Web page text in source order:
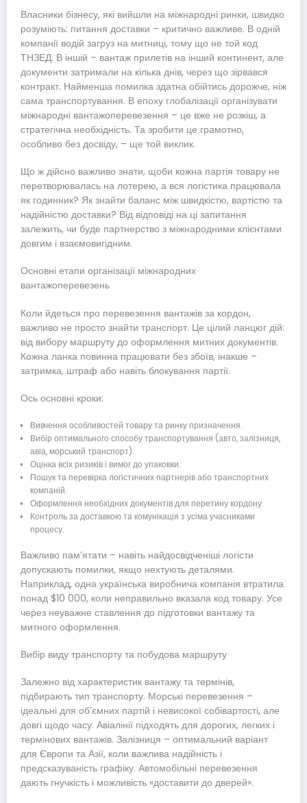
Власники бізнесу, які вийшли на міжнародні ринки, швидко
розуміють: питання доставки – критично важливе. В одній
компанії водій загруз на митниці, тому що не той код
ТНЗЕД. В іншій – вантаж прилетів на інший континент, але
документи затримали на кілька днів, через що зірвався
контракт. Найменша помилка здатна обійтись дорожче, ніж
сама транспортування. В епоху глобалізації організувати
міжнародні вантажоперевезення – це вже не розкіш, а
стратегічна необхідність. Та зробити це грамотно,
особливо без досвіду, – ще той виклик.
Що ж дійсно важливо знати, щоби кожна партія товару не
перетворювалась на лотерею, а вся логістика працювала
як годинник? Як знайти баланс між швидкістю, вартістю та
надійністю доставки? Від відповіді на ці запитання
залежить, чи буде партнерство з міжнародними клієнтами
довгим і взаємовигідним.
Основні етапи організації міжнародних
вантажоперевезень
Коли йдеться про перевезення вантажів за кордон,
важливо не просто знайти транспорт. Це цілий ланцюг дій:
від вибору маршруту до оформлення митних документів.
Кожна ланка повинна працювати без збоїв, інакше –
затримка, штраф або навіть блокування партії.
Ось основні кроки:
Вивчення особливостей товару та ринку призначення.
Вибір оптимального способу транспортування (авто, залізниця,
авіа, морський транспорт).
Оцінка всіх ризиків і вимог до упаковки.
Пошук та перевірка логістичних партнерів або транспортних
компаній.
Оформлення необхідних документів для перетину кордону.
Контроль за доставкою та комунікація з усіма учасниками
процесу.
Важливо пам’ятати – навіть найдосвідченіші логісти
допускають помилки, якщо нехтують деталями.
Наприклад, одна українська виробнича компанія втратила
понад $10 000, коли неправильно вказала код товару. Усе
через неуважне ставлення до підготовки вантажу та
митного оформлення.
Вибір виду транспорту та побудова маршруту
Залежно від характеристик вантажу та термінів,
підбирають тип транспорту. Морські перевезення –
ідеальні для об’ємних партій і невисокої собівартості, але
довгі щодо часу. Авіалінії підходять для дорогих, легких і
термінових вантажів. Залізниця – оптимальний варіант
для Європи та Азії, коли важлива надійність і
предсказуваність графіку. Автомобільні перевезення
дають гнучкість і можливість «доставити до дверей».